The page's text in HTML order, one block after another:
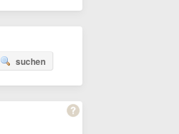
suchen